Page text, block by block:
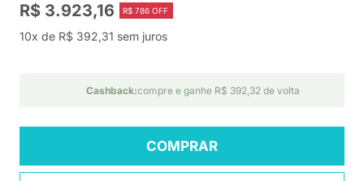
R$ 3.923,16 R$ 786 OFF
10x de R$ 392,31 sem juros
Cashback:compre e ganhe R$ 392,32 de volta
COMPRAR